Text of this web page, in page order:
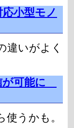
小型モノ
違いがよく
が可能に
使うかも。